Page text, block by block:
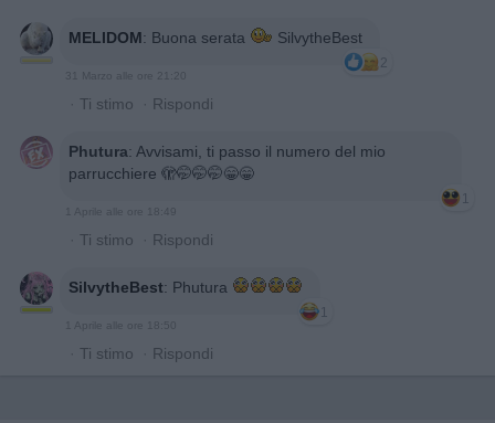
MELIDOM: Buona serata SilvytheBest
2
31 Marzo alle ore 21:20
· Ti stimo · Rispondi
Phutura: Avvisami, ti passo il numero del mio
parrucchiere 🫣🤭🤭🤭😁😁
1
1 Aprile alle ore 18:49
· Ti stimo · Rispondi
SilvytheBest: Phutura
1
1 Aprile alle ore 18:50
· Ti stimo · Rispondi